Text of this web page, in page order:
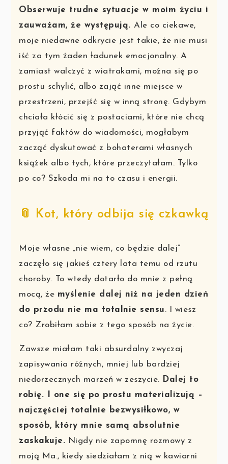
Obserwuje trudne sytuacje w moim życiu i
zauważam, że występują.Ale co ciekawe,
moje niedawne odkrycie jest takie, że nie musi
iść za tym żaden ładunek emocjonalny. A
zamiast walczyć z wiatrakami, można się po
prostu schylić, albo zająć inne miejsce w
przestrzeni, przejść się w inną stronę. Gdybym
chciała kłócić się z postaciami, które nie chcą
przyjąć faktów do wiadomości, mogłabym
zacząć dyskutować z bohaterami własnych
książek albo tych, które przeczytałam. Tylko
po co? Szkoda mi na to czasu i energii.
📎 Kot, który odbija się czkawką
Moje własne „nie wiem, co będzie dalej”
zaczęło się jakieś cztery lata temu od rzutu
choroby. To wtedy dotarło do mnie z pełną
mocą, że myślenie dalej niż na jeden dzień
do przodu nie ma totalnie sensu. I wiesz
co? Zrobiłam sobie z tego sposób na życie.
Zawsze miałam taki absurdalny zwyczaj
zapisywania różnych, mniej lub bardziej
niedorzecznych marzeń w zeszycie. Dalej to
robię. I one się po prostu materializują –
najczęściej totalnie bezwysiłkowo, w
sposób, który mnie samą absolutnie
zaskakuje. Nigdy nie zapomnę rozmowy z
moją Ma., kiedy siedziałam z nią w kawiarni